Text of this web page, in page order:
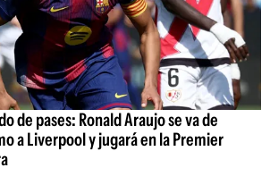
de pases: Ronald Araujo se va de
a Liverpool y jugará en la Premier